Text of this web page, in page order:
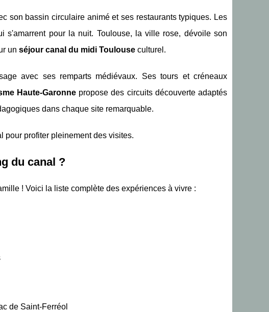
son bassin circulaire animé et ses restaurants typiques. Les
s'amarrent pour la nuit. Toulouse, la ville rose, dévoile son
un séjour canal du midi Toulouse culturel.
avec ses remparts médiévaux. Ses tours et créneaux
Haute-Garonne propose des circuits découverte adaptés
dans chaque site remarquable.
pour profiter pleinement des visites.
du canal ?
! Voici la liste complète des expériences à vivre :
de Saint-Ferréol